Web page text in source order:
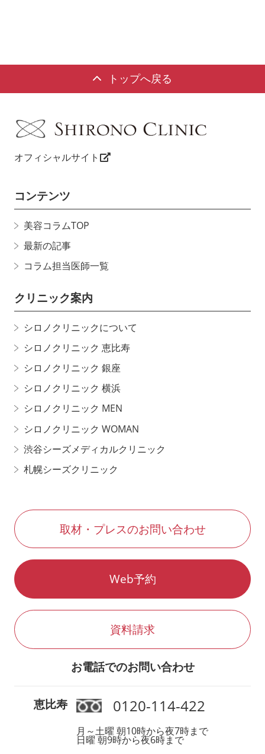
トップへ戻る
オフィシャルサイト
コンテンツ
美容コラムTOP
最新の記事
コラム担当医師一覧
クリニック案内
シロノクリニックについて
シロノクリニック 恵比寿
シロノクリニック 銀座
シロノクリニック 横浜
シロノクリニック MEN
シロノクリニック WOMAN
渋谷シーズメディカルクリニック
札幌シーズクリニック
取材・プレスのお問い合わせ
Web予約
資料請求
お電話でのお問い合わせ
恵比寿 0120-114-422
月～土曜 朝10時から夜7時まで
日曜 朝9時から夜6時まで